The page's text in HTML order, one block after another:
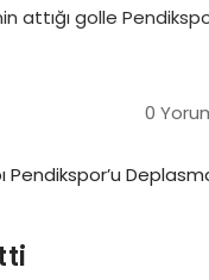
attığı golle
0